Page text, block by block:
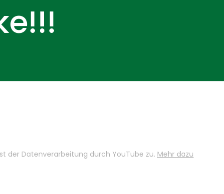
der Datenverarbeitung durch YouTube zu. Mehr dazu